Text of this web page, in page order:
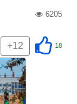
6205
18
+12